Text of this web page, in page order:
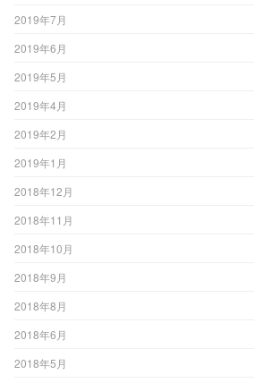
2019年7月
2019年6月
2019年5月
2019年4月
2019年2月
2019年1月
2018年12月
2018年11月
2018年10月
2018年9月
2018年8月
2018年6月
2018年5月